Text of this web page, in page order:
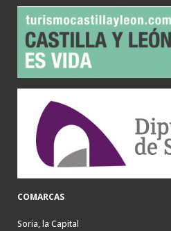
COMARCAS
Soria, la Capital